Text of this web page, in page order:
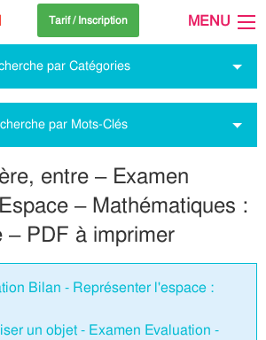
Tarif / Inscription MENU
par Catégories
par Mots-Clés
entre – Examen
– Mathématiques :
– PDF à imprimer
Bilan - Représenter l'espace :
un objet - Examen Evaluation -